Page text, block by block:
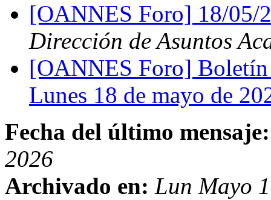
[OANNES Foro] 18/
Dirección de Asuntos
[OANNES Foro]
Lunes 18 de mayo de
Fecha del último mensaje:
2026
Archivado en: Lun Mayo